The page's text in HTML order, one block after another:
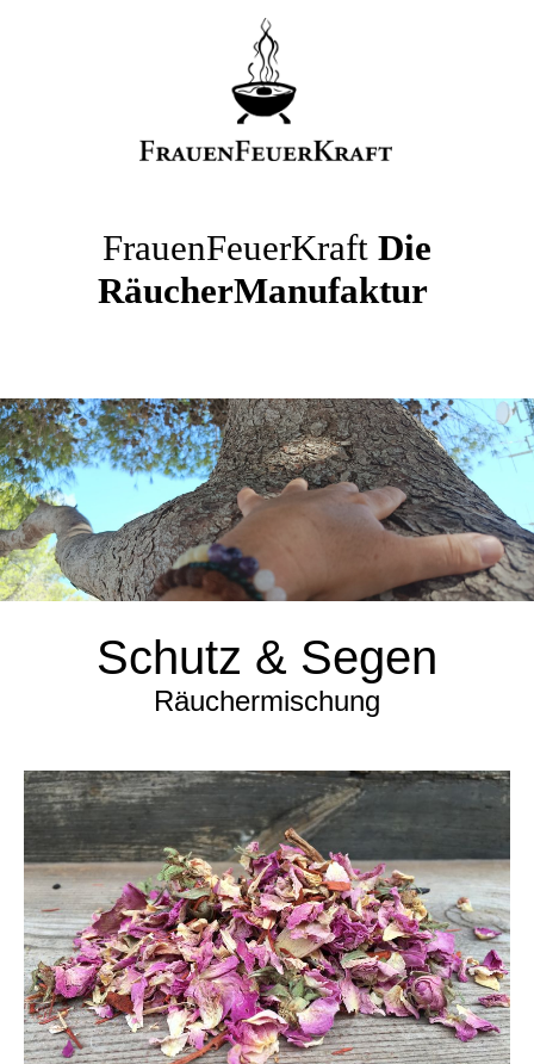
FrauenFeuerKraft Die
RäucherManufaktur
Schutz & Segen
Räuchermischung